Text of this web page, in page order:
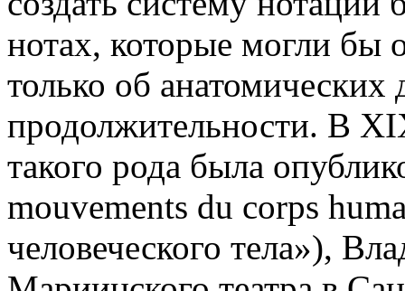
нотах, которые могли бы
только об
продолжительности. В
такого рода была
mouvements du corps
человеческого тела»),